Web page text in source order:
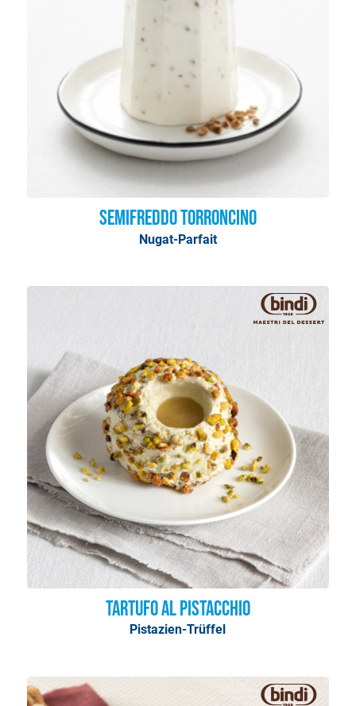
Semifreddo Torroncino
Nugat-Parfait
Tartufo al Pistacchio
Pistazien-Trüffel